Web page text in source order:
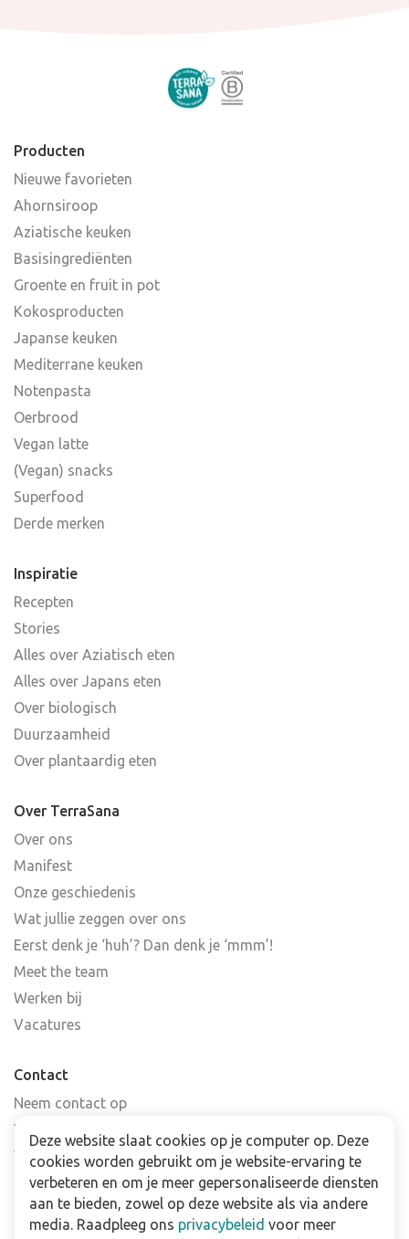
Producten
Nieuwe favorieten
Ahornsiroop
Aziatische keuken
Basisingrediënten
Groente en fruit in pot
Kokosproducten
Japanse keuken
Mediterrane keuken
Notenpasta
Oerbrood
Vegan latte
(Vegan) snacks
Superfood
Derde merken
Inspiratie
Recepten
Stories
Alles over Aziatisch eten
Alles over Japans eten
Over biologisch
Duurzaamheid
Over plantaardig eten
Over TerraSana
Over ons
Manifest
Onze geschiedenis
Wat jullie zeggen over ons
Eerst denk je ‘huh’? Dan denk je ‘mmm’!
Meet the team
Werken bij
Vacatures
Contact
Neem contact op
Veelgestelde vragen
Verkooppunten
Nieuwsbrief
Zakelijk
Deze website slaat cookies op je computer op. Deze
cookies worden gebruikt om je website-ervaring te
verbeteren en om je meer gepersonaliseerde diensten
aan te bieden, zowel op deze website als via andere
media. Raadpleeg ons privacybeleid voor meer